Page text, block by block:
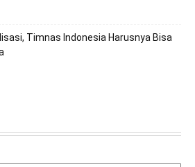
Timnas Indonesia Harusnya Bisa